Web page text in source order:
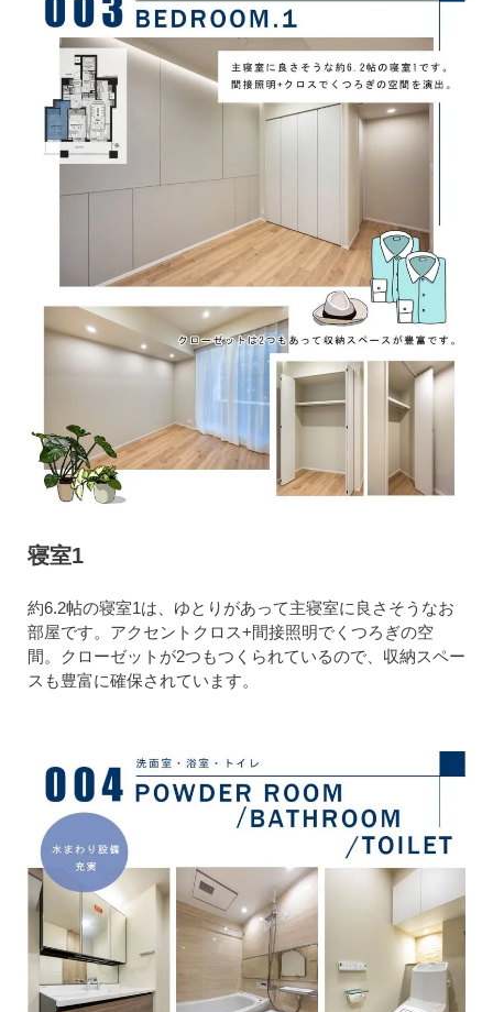
寝室1
約6.2帖の寝室1は、ゆとりがあって主寝室に良さそうなお
部屋です。アクセントクロス+間接照明でくつろぎの空
間。クローゼットが2つもつくられているので、収納スペー
スも豊富に確保されています。